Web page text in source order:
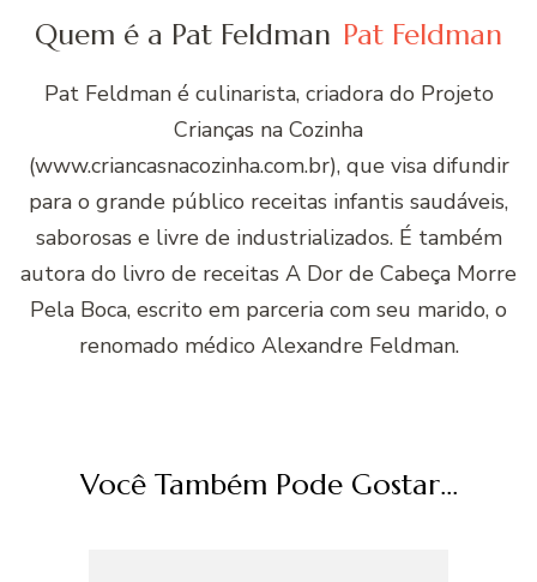
Quem é a Pat Feldman Pat Feldman
Pat Feldman é culinarista, criadora do Projeto
Crianças na Cozinha
(www.criancasnacozinha.com.br), que visa difundir
para o grande público receitas infantis saudáveis,
saborosas e livre de industrializados. É também
autora do livro de receitas A Dor de Cabeça Morre
Pela Boca, escrito em parceria com seu marido, o
renomado médico Alexandre Feldman.
Você Também Pode Gostar...